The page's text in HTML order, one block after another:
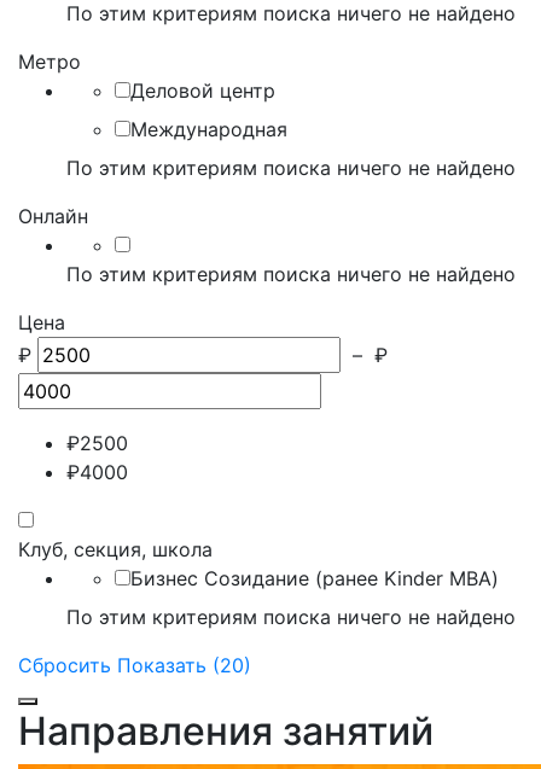
По этим критериям поиска ничего не найдено
Метро
Деловой центр
Международная
По этим критериям поиска ничего не найдено
Онлайн
По этим критериям поиска ничего не найдено
Цена
₽
– ₽
₽2500
₽4000
Клуб, секция, школа
Бизнес Созидание (ранее Kinder MBA)
По этим критериям поиска ничего не найдено
Сбросить Показать (20)
Направления занятий